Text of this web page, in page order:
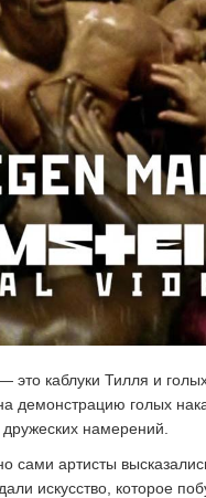
каблуки Тилля и
демонстрацию голых
намерений.
сами артисты
искусство, которое